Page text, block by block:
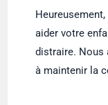
aider votre
distraire. Nous
à maintenir la